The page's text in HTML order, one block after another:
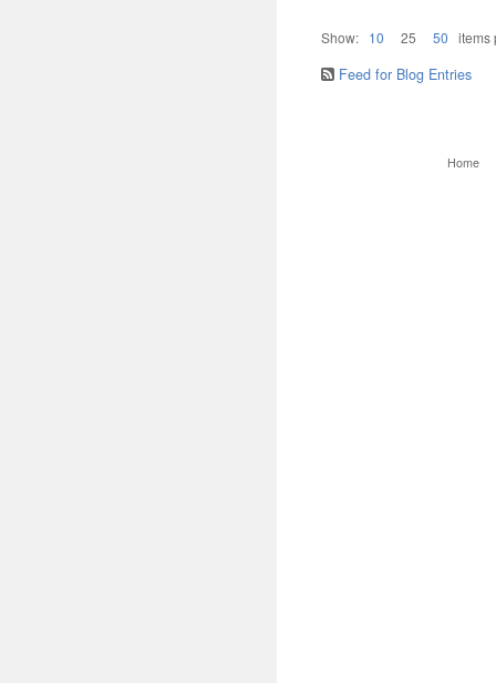
Show: 10 25 50 items
Feed for Blog Entries
Home